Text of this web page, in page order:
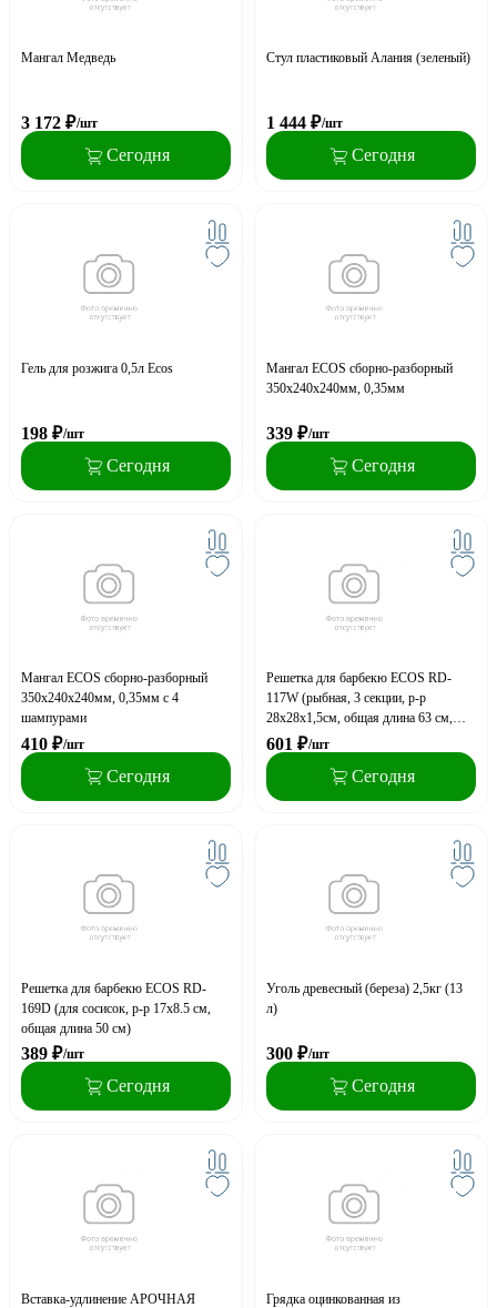
Мангал Медведь
3 172 ₽/шт
Сегодня
Стул пластиковый Алания (зеленый)
1 444 ₽/шт
Сегодня
Гель для розжига 0,5л Ecos
198 ₽/шт
Сегодня
Мангал ECOS сборно-разборный
350х240х240мм, 0,35мм
339 ₽/шт
Сегодня
Мангал ECOS сборно-разборный
350х240х240мм, 0,35мм с 4
шампурами
410 ₽/шт
Сегодня
Решетка для барбекю ECOS RD-
117W (рыбная, 3 секции, р-р
28х28х1,5см, общая длина 63 см,
хром.)
601 ₽/шт
Сегодня
Решетка для барбекю ECOS RD-
169D (для сосисок, р-р 17х8.5 см,
общая длина 50 см)
389 ₽/шт
Сегодня
Уголь древесный (береза) 2,5кг (13
л)
300 ₽/шт
Сегодня
Вставка-удлинение АРОЧНАЯ Грядка оцинкованная из